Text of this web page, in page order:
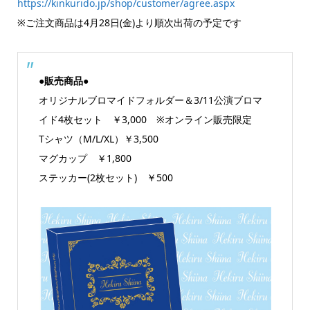
https://kinkurido.jp/shop/customer/agree.aspx
※ご注文商品は4月28日(金)より順次出荷の予定です
●販売商品●
オリジナルブロマイドフォルダー＆3/11公演ブロマ
イド4枚セット ￥3,000 ※オンライン販売限定
Tシャツ（M/L/XL）￥3,500
マグカップ ￥1,800
ステッカー(2枚セット) ￥500